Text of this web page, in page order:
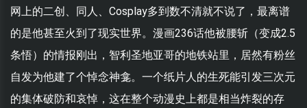
网上的二创、同人、Cosplay多到数不清就不说了，最离谱
的是他甚至火到了现实世界。漫画236话他被腰斩（变成2.5
条悟）的情报刚出，智利圣地亚哥的地铁站里，居然有粉丝
自发为他建了个悼念神龛。一个纸片人的生死能引发三次元
的集体破防和哀悼，这在整个动漫史上都是相当炸裂的存